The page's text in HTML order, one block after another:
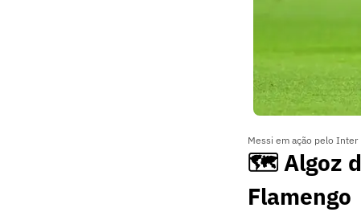
Messi em ação pelo Inter
🗺️ Algoz
Flamengo